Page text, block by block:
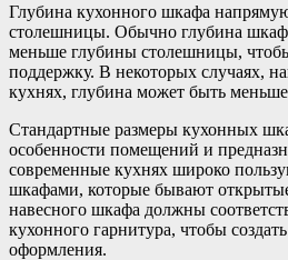
Глубина кухонного шкафа
столешницы. Обычно глубина
меньше глубины столешницы,
поддержку. В некоторых случаях,
кухнях, глубина может быть
Стандартные размеры кухонных
особенности помещений и
современные кухнях широко
шкафами, которые бывают
навесного шкафа должны
кухонного гарнитура, чтобы
оформления.